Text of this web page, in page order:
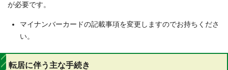
が必要です。
マイナンバーカードの記載事項を変更しますのでお持ちくださ
い。
転居に伴う主な手続き